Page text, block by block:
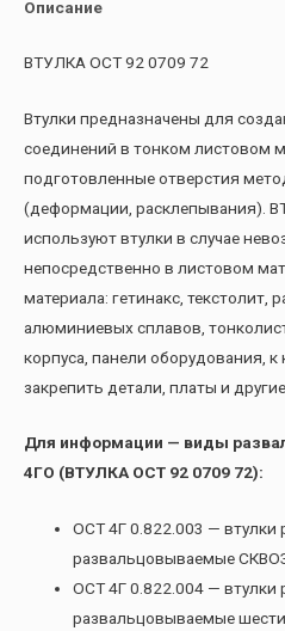
Описание
ВТУЛКА ОСТ 92 0709 72
Втулки предназначены для
соединений в тонком листовом
подготовленные отверстия
(деформации, расклепывания).
используют втулки в случае
непосредственно в листовом
материала: гетинакс, текстолит,
алюминиевых сплавов,
корпуса, панели оборудования, к
закрепить детали, платы и
Для информации — виды
4ГО (ВТУЛКА ОСТ 92 0709 72):
ОСТ 4Г 0.822.003 — втулки
развальцовываемые
ОСТ 4Г 0.822.004 — втулки
развальцовываемые